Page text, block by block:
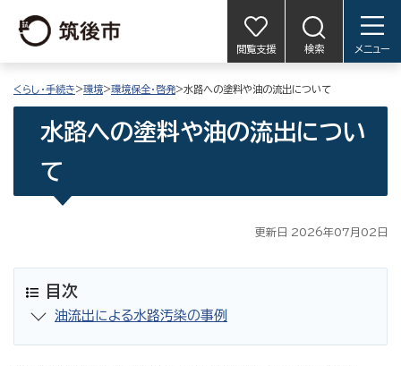
閲覧支援 検索 メニュー
くらし・手続き>環境>環境保全・啓発>水路への塗料や油の流出について
水路への塗料や油の流出につい
て
更新日 2026年07月02日
目次
油流出による水路汚染の事例